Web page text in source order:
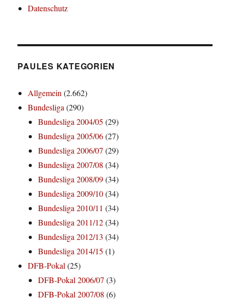
Datenschutz
PAULES KATEGORIEN
Allgemein(2.662)
Bundesliga(290)
Bundesliga 2004/05 (29)
Bundesliga 2005/06(27)
Bundesliga 2006/07 (29)
Bundesliga 2007/08 (34)
Bundesliga 2008/09(34)
Bundesliga 2009/10(34)
Bundesliga 2010/11 (34)
Bundesliga 2011/12(34)
Bundesliga 2012/13 (34)
Bundesliga 2014/15 (1)
DFB-Pokal(25)
DFB-Pokal 2006/07 (3)
DFB-Pokal 2007/08 (6)